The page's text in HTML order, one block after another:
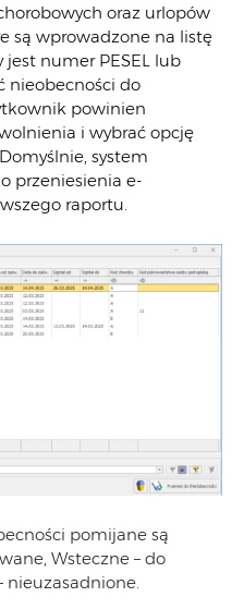
oraz urlopów
są wprowadzone na listę
numer PESEL lub
nieobecności do
powinien
i wybrać opcję
system
przeniesienia e-
raportu.
pomijane są
Wsteczne – do
nieuzasadnione.